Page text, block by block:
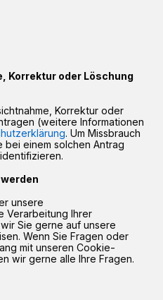
Korrektur oder Löschung
Korrektur oder
(weitere Informationen
. Um Missbrauch
bei einem solchen Antrag
unsere
Verarbeitung Ihrer
Sie gerne auf unsere
Wenn Sie Fragen oder
mit unseren Cookie-
wir gerne alle Ihre Fragen.